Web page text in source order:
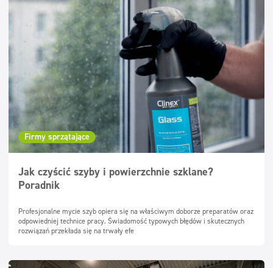
Firmy sprzątające
Jak czyścić szyby i powierzchnie szklane?
Poradnik
Profesjonalne mycie szyb opiera się na właściwym doborze preparatów oraz
odpowiedniej technice pracy. Świadomość typowych błędów i skutecznych
rozwiązań przekłada się na trwały efe